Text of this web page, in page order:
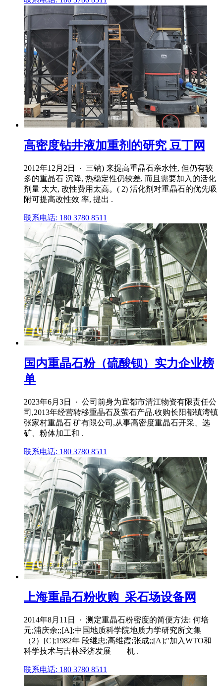
高密度钻井液加重剂的研究 豆丁网
2012年12月2日 · 三钠) 来提高重晶石亲水性, 但仍有较
多的重晶石 沉降, 热稳定性仍较差, 而且需要加入的活化
剂量 太大, 改性费用太高。( 2) 活化剂对重晶石的优先吸
附可提高改性效 率, 提出 .
联系电话: 180 3780 8511
国内重晶石粉（硫酸钡）实力企业榜
单
2023年6月3日 · 公司前身为宜都市清江物资有限责任公
司,2013年经营转移重晶石及萤石产品,收购长阳都镇湾镇
张家村重晶石 矿有限公司,从事高密度重晶石开采、选
矿、粉体加工和 .
联系电话: 180 3780 8511
上海重晶石粉收购_采石场设备网
2014年8月11日 · 测定重晶石粉密度的简便方法: 何培
元;浦庆余;;[A];中国地质科学院地质力学研究所文集
（2）[C];1982年 段继忠;高维霞;张成;;[A];"加入WTO和
科学技术与吉林经济发展——机 .
联系电话: 180 3780 8511